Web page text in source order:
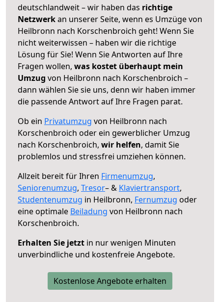
deutschlandweit – wir haben das richtige
Netzwerkan unserer Seite, wenn es Umzüge von
Heilbronn nach Korschenbroich geht! Wenn Sie
nicht weiterwissen – haben wir die richtige
Lösung für Sie! Wenn Sie Antworten auf Ihre
Fragen wollen, was kostet überhaupt mein
Umzug von Heilbronn nach Korschenbroich –
dann wählen Sie sie uns, denn wir haben immer
die passende Antwort auf Ihre Fragen parat.
Ob ein Privatumzug von Heilbronn nach
Korschenbroich oder ein gewerblicher Umzug
nach Korschenbroich, wir helfen, damit Sie
problemlos und stressfrei umziehen können.
Allzeit bereit für Ihren Firmenumzug,
Seniorenumzug, Tresor– & Klaviertransport,
Studentenumzug in Heilbronn, Fernumzug oder
eine optimale Beiladung von Heilbronn nach
Korschenbroich.
Erhalten Sie jetzt in nur wenigen Minuten
unverbindliche und kostenfreie Angebote.
Kostenlose Angebote erhalten